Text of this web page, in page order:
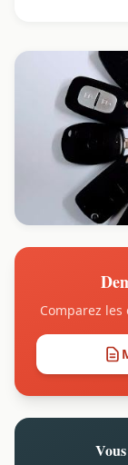
Comparez